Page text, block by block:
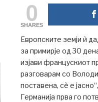
0
SHARES
Европските земји ѝ
за примирје од 30
изјави францускиот
разговарам со
поставена, сè е
Германија прва го